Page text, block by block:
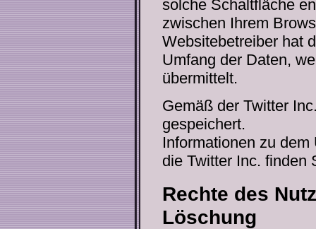
solche Schaltfläche
zwischen Ihrem
Websitebetreiber hat
Umfang der Daten,
übermittelt.
Gemäß der Twitter
gespeichert.
Informationen zu
die Twitter Inc. finden
Rechte des
Löschung